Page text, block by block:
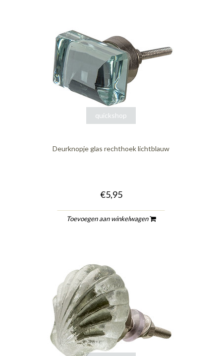
quickshop
Deurknopje glas rechthoek lichtblauw
€5,95
Toevoegen aan winkelwagen